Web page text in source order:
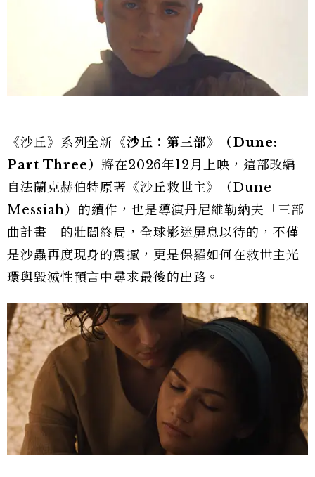
《沙丘》系列全新 《沙丘：第三部》（Dune:
Part Three） 將在2026年12月上映，這部改編
自法蘭克赫伯特原著《沙丘救世主》（Dune
Messiah）的續作，也是導演丹尼維勒納夫「三部
曲計畫」的壯闊終局，全球影迷屏息以待的，不僅
是沙蟲再度現身的震撼，更是保羅如何在救世主光
環與毀滅性預言中尋求最後的出路。